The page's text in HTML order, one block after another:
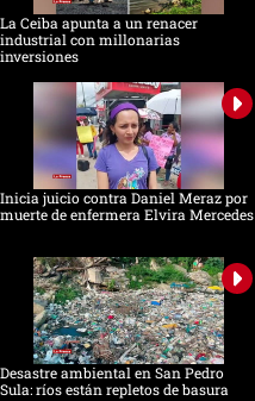
La Ceiba apunta a un renacer
industrial con millonarias
inversiones
Inicia juicio contra Daniel Meraz por
muerte de enfermera Elvira Mercedes
Desastre ambiental en San Pedro
Sula: ríos están repletos de basura